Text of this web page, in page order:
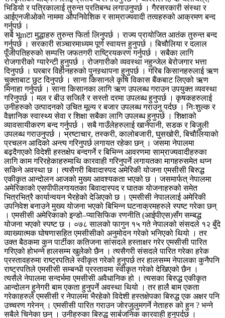
भिडियो र पत्रिकालाई तुरुन्त प्रतिबन्ध लगाउनुपर्छ । गैरसरकारी संस्था र
आईएनजीओको नाममा औपनिवेशिक र साम्राज्यवादी तत्वहरुको आक्रमण बन्द
गर्नुपर्छ ।
सबै भूmटा मुद्धाहरु तुरुन्त फिर्ता लिनुपर्छ । राज्य प्रायोजित आतंक तुरुन्त बन्द
गर्नुपर्छ । सरकारी सञ्चारमाध्यम पूर्ण स्वायत्त हुनुपर्छ । बिचौलिया र दलाल
पूँजीपतिहरुको सम्पत्ति जफतगरी राष्ट्रियकरण गर्नुपर्छ । सबैका लागि
रोजगारीको ग्यारेन्टी हुनुपर्छ । रोजगारीको व्यवस्था नहुन्जेल बेरोजगार भत्ता
दिनुपर्छ । घरबार विहीनहरुको पुनस्र्थापना हुनुपर्छ । गरिब किसानहरुलाई ऋण
चुक्ताबाट छुट दिनुपर्छ । साना किसानले कृषि विकास बैंकबाट लिएको ऋण
मिनाहा गर्नुपर्छ । साना किसानका लागि ऋण उपलब्ध गराउन उपयुक्त व्यवस्था
गरिनुपर्छ । मल र बीउ सजिलै र सस्तो दरमा उपलब्ध हुनुपर्छ । कृषकहरुलाई
उनीहरुको उत्पादनको उचित मूल्य र बजार उपलब्ध गराउनु पर्दछ । निःशुल्क र
वैज्ञानिक स्वास्थ्य सेवा र शिक्षा सबैका लागि उपलब्ध हुनुपर्छ । शिक्षाको
व्यावसायीकरण बन्द गर्नुपर्छ । सबै गाउँलेहरुलाई खानेपानी, सडक र बिजुली
उपलब्ध गराउनुपर्छ । भ्रष्टाचार, तस्करी, कालोबजारी, घुसखोरी, बिचौलियाको
प्रचलन आदिको अन्त्य गरिनुपर्छ लगायत रहेका छन् । जसमा नेपालमा
बढ्दैगएको विदेशी हस्तक्षेप बन्दगर्ने र बिभिन्न आवरणमा साम्राज्यवादीहरुका
लागि काम गरिरहेकाहरुमाथि कारवाही गरिनुपर्ने लगायतका मागहरुसमेत थप्न
सकिने अवस्था छ । त्यसैगरी बिवादास्पद अमेरिकी योजना एमसीसी बिरुद्ध
एकीकृत आन्दोलन आजको मुख्य आवश्यकता भएको छ । जसमार्फत् नेपालमा
अमेरिकाको एसपीपीलगायतका बिवादास्पद र घातक योजनाहरुको समेत
भित्रभित्रै कार्यान्वयन भैरहेको देअिएको छ । एमसीसी नेपाललाई अमेरिकी
उपनिवेश बनाउने मुख्य योजना भएको बिभिन्न घटनाक्रमहरुले स्पष्ट गरेका छन्
। एमसीसी अमेरिकाको इन्डो–प्यासिफिक रणनीति (आईपीएस)सँग सम्बद्ध
योजना भएको स्पष्ट छ । ०७८ सालको फागुन १५ गते नेपालको संसदले १२ बुँदे
व्याख्यात्मक घोषणासहित एमसीसीको अनुमोदन गरेको भनिएको थियो । तर
उक्त बैठकमा कुन पार्टीका कतिजना सांसदले हस्ताक्षर गरेर एमसीसी पारित
गरिएको होभन्ने हालसम्म खुलेको छैन । त्यसैगरी संसदले पारित गरेका हरेक
प्रस्तावहरुमा राष्ट्रपतिले स्वीकृत गरेको हुनुपर्छ तर हालसम्म नेपालका कुनैपनि
राष्ट्रपतिले एमसीसी सम्बन्धी प्रस्तावमा स्वीकृत गरेको देखिएको छैन ।
त्यसैले नेपालमा सन्दर्भमा एमसीसी अवैधानिक हो । त्यसका बिरुद्ध एकीकृत
आन्दोलन हुनेगरी बाम एकता हुनुपर्ने अवस्था थियो । तर हालै बाम एकता
गरेकाहरुले एमसीसी र नेपालमा भैरहेको विदेशी हस्तक्षेपका बिरुद्ध एक अक्षर पनि
उच्चरण गरेनन् । एमसीसी पारित गराउन जोरजुलुमगर्ने नेताहरु को हुन ? भन्ने
सबैले चिनेका छन् । उनीहरुका बिरुद्ध सार्बजनिक कारवाही हुनुपर्दछ ।